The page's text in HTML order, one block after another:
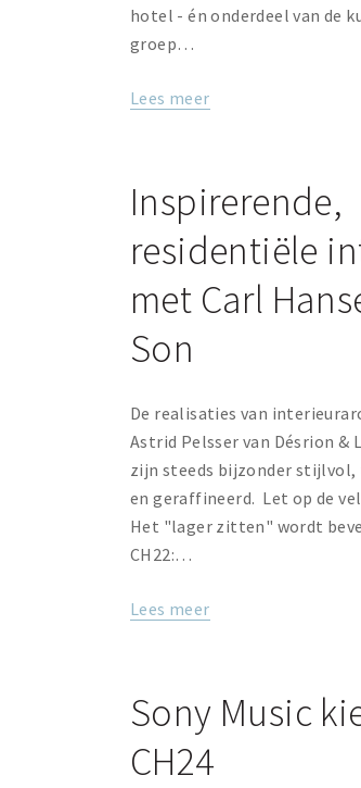
hotel - én onderdeel van de
groep…
Lees meer
Inspirerende,
residentiële
met Carl
Son
De realisaties van
Astrid Pelsser van Désrion &
zijn steeds bijzonder
en geraffineerd. Let op de
Het "lager zitten" wordt
CH22:…
Lees meer
Sony Music
CH24